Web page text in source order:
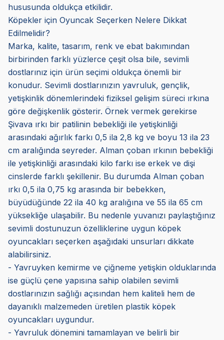
hususunda oldukça etkilidir.
Köpekler için Oyuncak Seçerken Nelere Dikkat
Edilmelidir?
Marka, kalite, tasarım, renk ve ebat bakımından
birbirinden farklı yüzlerce çeşit olsa bile, sevimli
dostlarınız için ürün seçimi oldukça önemli bir
konudur. Sevimli dostlarınızın yavruluk, gençlik,
yetişkinlik dönemlerindeki fiziksel gelişim süreci ırkına
göre değişkenlik gösterir. Örnek vermek gerekirse
Şivava ırkı bir patilinin bebekliği ile yetişkinliği
arasındaki ağırlık farkı 0,5 ila 2,8 kg ve boyu 13 ila 23
cm aralığında seyreder. Alman çoban ırkının bebekliği
ile yetişkinliği arasındaki kilo farkı ise erkek ve dişi
cinslerde farklı şekillenir. Bu durumda Alman çoban
ırkı 0,5 ila 0,75 kg arasında bir bebekken,
büyüdüğünde 22 ila 40 kg aralığına ve 55 ila 65 cm
yüksekliğe ulaşabilir. Bu nedenle yuvanızı paylaştığınız
sevimli dostunuzun özelliklerine uygun köpek
oyuncakları seçerken aşağıdaki unsurları dikkate
alabilirsiniz.
- Yavruyken kemirme ve çiğneme yetişkin olduklarında
ise güçlü çene yapısına sahip olabilen sevimli
dostlarınızın sağlığı açısından hem kaliteli hem de
dayanıklı malzemeden üretilen plastik köpek
oyuncakları uygundur.
- Yavruluk dönemini tamamlayan ve belirli bir